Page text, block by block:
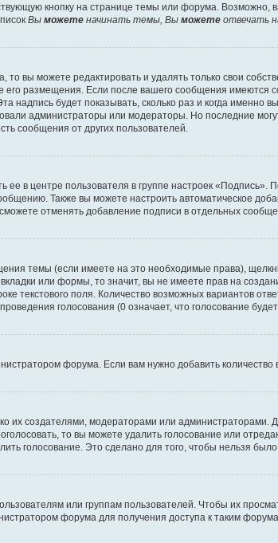
кнопку на странице темы или форума. Возможно,
Вы можете начинать темы, Вы можете отвечать
вы можете редактировать и удалять только свои
размещения. Если после вашего сообщения имеются
надпись будет показывать, сколько раз и когда
администраторы или модераторы. Но последние
сообщения от других пользователей.
в центре пользователя в группе настроек
Также вы можете настроить автоматическое
отменять добавление подписи в отдельных
темы (если имеете на это необходимые права),
или формы, то значит, вы не имеете прав на
текстового поля. Количество возможных вариантов
голосования (0 означает, что голосование
форума. Если вам нужно добавить
их создателями, модераторами или
то вы можете удалить голосование или
голосование. Это сделано для того, чтобы нельзя
или группам пользователей. Чтобы их
форума для получения доступа к таким